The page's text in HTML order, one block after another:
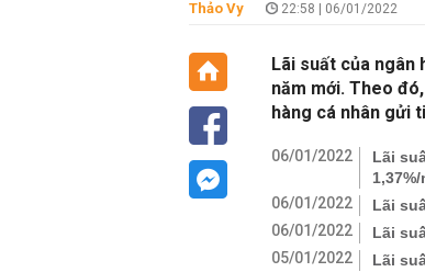
Thảo Vy 22:58 | 06/01/2022
Lãi suất của ngân
năm mới. Theo
hàng cá nhân gửi
06/01/2022
Lãi
06/01/2022
Lãi
06/01/2022
Lãi
05/01/2022
Lãi